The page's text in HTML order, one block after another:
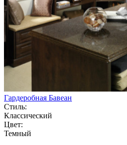
Гардеробная Бавеан
Стиль:
Классический
Цвет:
Темный